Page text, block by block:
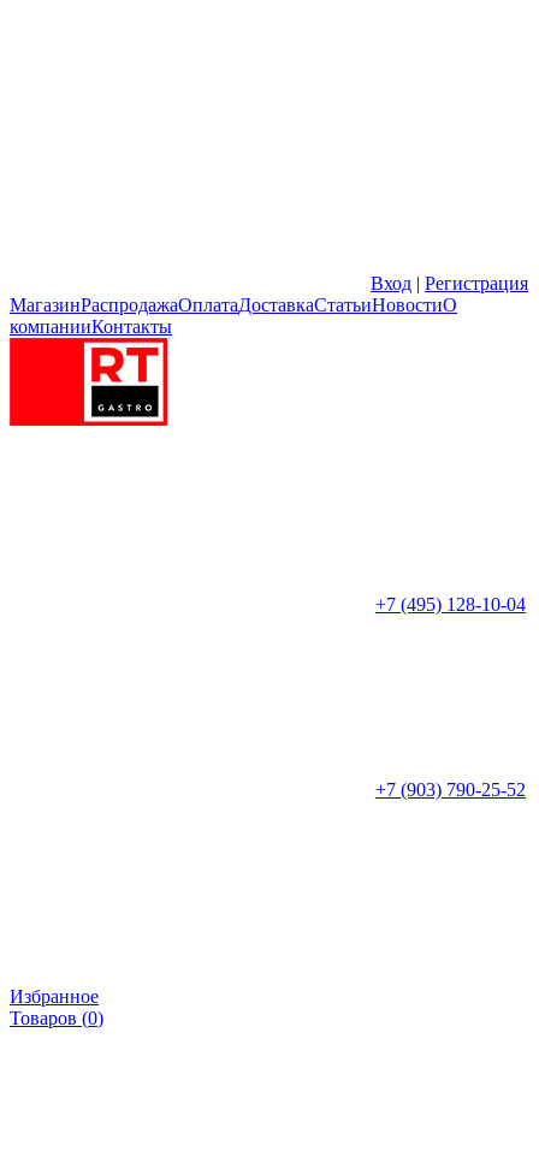
Вход | Регистрация
МагазинРаспродажаОплатаДоставкаСтатьиНовостиО
компанииКонтакты
+7 (495) 128-10-04
+7 (903) 790-25-52
Избранное
Товаров (0)